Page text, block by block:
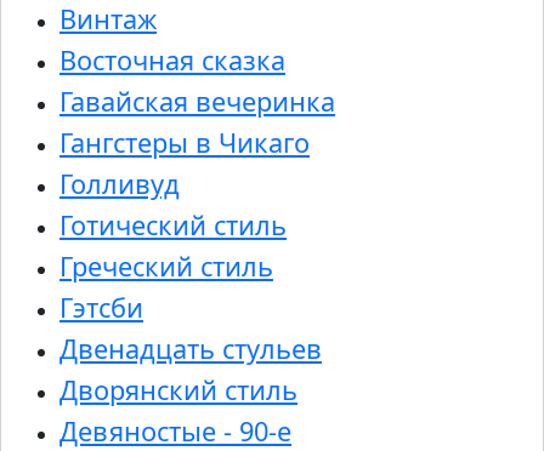
Винтаж
Восточная сказка
Гавайская вечеринка
Гангстеры в Чикаго
Голливуд
Готический стиль
Греческий стиль
Гэтсби
Двенадцать стульев
Дворянский стиль
Девяностые - 90-е